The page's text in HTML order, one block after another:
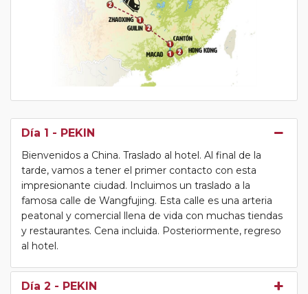
Día 1 - PEKIN
Bienvenidos a China. Traslado al hotel. Al final de la
tarde, vamos a tener el primer contacto con esta
impresionante ciudad. Incluimos un traslado a la
famosa calle de Wangfujing. Esta calle es una arteria
peatonal y comercial llena de vida con muchas tiendas
y restaurantes. Cena incluida. Posteriormente, regreso
al hotel.
Día 2 - PEKIN